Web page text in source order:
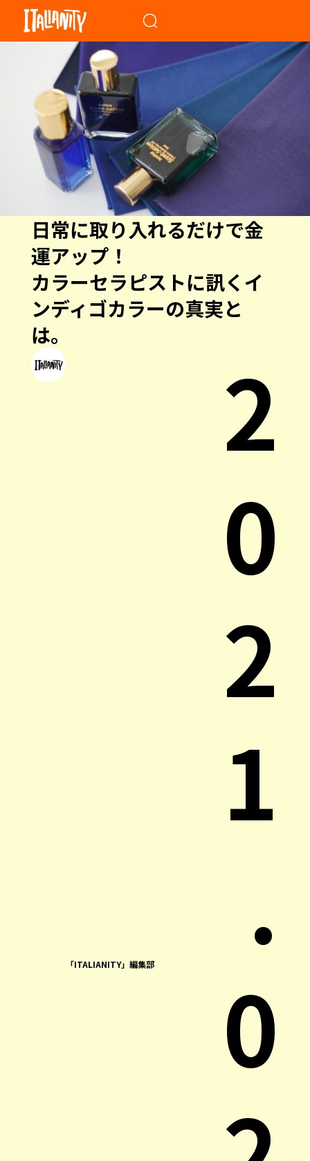
日常に取り入れるだけで金
運アップ！
カラーセラピストに訊くイ
ンディゴカラーの真実と
は。
「ITALIANITY」編集部
2
0
2
1
.
0